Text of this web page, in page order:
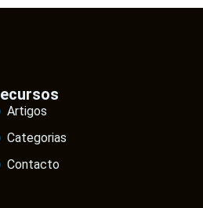
Artigos
Categorias
Contacto